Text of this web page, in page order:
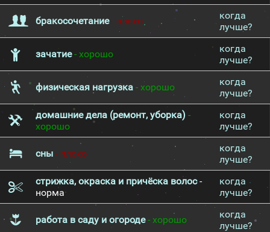
бракосочетание- плохо
когда
лучше?
зачатие- хорошо
когда
лучше?
физическая нагрузка - хорошо
когда
лучше?
домашние дела (ремонт, уборка) -
хорошо
когда
лучше?
сны - плохо
когда
лучше?
стрижка, окраска и причёска волос-
норма
когда
лучше?
работа в саду и огороде- хорошо
когда
лучше?